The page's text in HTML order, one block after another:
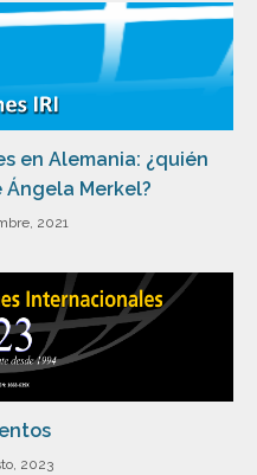
en Alemania: ¿quién
Ángela Merkel?
2021
2023